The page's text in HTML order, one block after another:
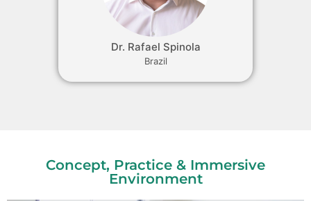
Dr. Rafael Spinola
Brazil
Concept, Practice & Immersive
Environment